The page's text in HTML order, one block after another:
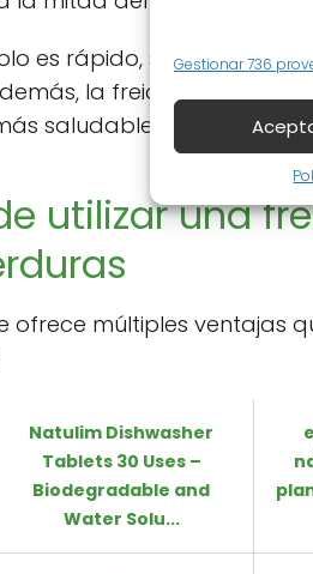
Gestionar 736
es rápido, sino que
la freidora de aire
saludables.
utilizar una
ofrece múltiples ventajas
Natulim Dishwasher
Tablets 30 Uses –
Biodegradable and
Water Solu...